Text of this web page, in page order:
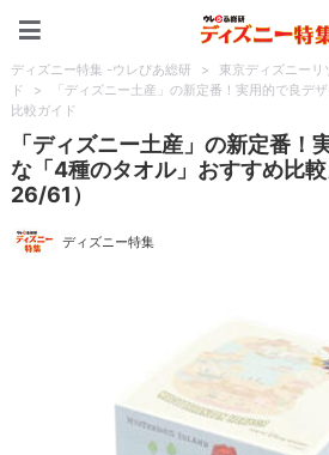
ディズニー特集 -ウレぴあ総研 > 東京ディズニーリ
ド
>
「ディズニー土産」の新定番！実用的で良デ
比較ガイド
「ディズニー土産」の新定番！
な「4種のタオル」おすすめ比
26/61）
ディズニー特集